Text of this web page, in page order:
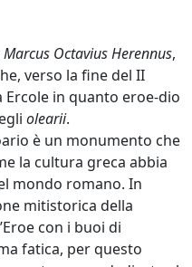
Marcus Octavius Herennus,
verso la fine del II
Ercole in quanto eroe-dio
olearii.
è un monumento che
la cultura greca abbia
mondo romano. In
mitistorica della
con i buoi di
fatica, per questo